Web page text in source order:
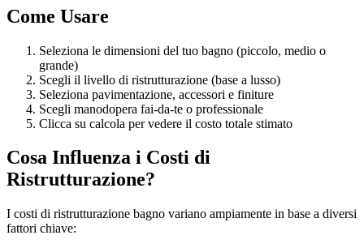
Come Usare
Seleziona le dimensioni del tuo bagno (piccolo, medio o
grande)
Scegli il livello di ristrutturazione (base a lusso)
Seleziona pavimentazione, accessori e finiture
Scegli manodopera fai-da-te o professionale
Clicca su calcola per vedere il costo totale stimato
Cosa Influenza i Costi di
Ristrutturazione?
I costi di ristrutturazione bagno variano ampiamente in base a diversi
fattori chiave: